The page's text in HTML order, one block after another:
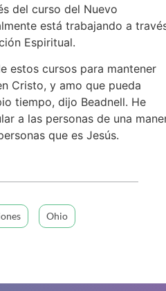
del curso del Nuevo
está trabajando a
Espiritual.
estos cursos para mantener
Cristo, y amo que pueda
tiempo, dijo Beadnell. He
a las personas de una
que es Jesús.
Ohio